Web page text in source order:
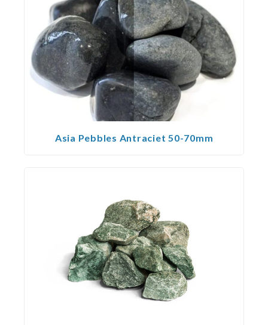
Asia Pebbles Antraciet 50-70mm